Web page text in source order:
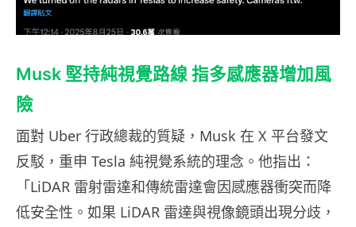
Musk 堅持純視覺路線 指多感應器增加風
險
面對 Uber 行政總裁的質疑，Musk 在 X 平台發文
反駁，重申 Tesla 純視覺系統的理念。他指出：
「LiDAR 雷射雷達和傳統雷達會因感應器衝突而降
低安全性。如果 LiDAR 雷達與視像鏡頭出現分歧，